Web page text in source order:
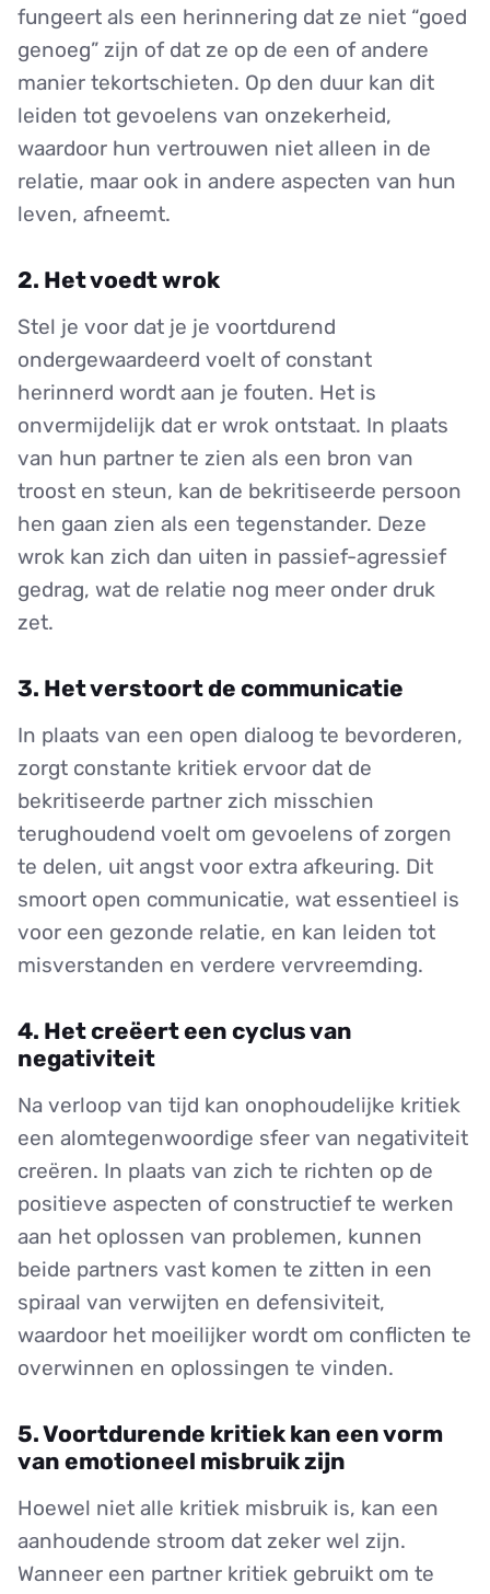
fungeert als een herinnering dat ze niet “goed
genoeg” zijn of dat ze op de een of andere
manier tekortschieten. Op den duur kan dit
leiden tot gevoelens van onzekerheid,
waardoor hun vertrouwen niet alleen in de
relatie, maar ook in andere aspecten van hun
leven, afneemt.
2. Het voedt wrok
Stel je voor dat je je voortdurend
ondergewaardeerd voelt of constant
herinnerd wordt aan je fouten. Het is
onvermijdelijk dat er wrok ontstaat. In plaats
van hun partner te zien als een bron van
troost en steun, kan de bekritiseerde persoon
hen gaan zien als een tegenstander. Deze
wrok kan zich dan uiten in passief-agressief
gedrag, wat de relatie nog meer onder druk
zet.
3. Het verstoort de communicatie
In plaats van een open dialoog te bevorderen,
zorgt constante kritiek ervoor dat de
bekritiseerde partner zich misschien
terughoudend voelt om gevoelens of zorgen
te delen, uit angst voor extra afkeuring. Dit
smoort open communicatie, wat essentieel is
voor een gezonde relatie, en kan leiden tot
misverstanden en verdere vervreemding.
4. Het creëert een cyclus van
negativiteit
Na verloop van tijd kan onophoudelijke kritiek
een alomtegenwoordige sfeer van negativiteit
creëren. In plaats van zich te richten op de
positieve aspecten of constructief te werken
aan het oplossen van problemen, kunnen
beide partners vast komen te zitten in een
spiraal van verwijten en defensiviteit,
waardoor het moeilijker wordt om conflicten te
overwinnen en oplossingen te vinden.
5. Voortdurende kritiek kan een vorm
van emotioneel misbruik zijn
Hoewel niet alle kritiek misbruik is, kan een
aanhoudende stroom dat zeker wel zijn.
Wanneer een partner kritiek gebruikt om te